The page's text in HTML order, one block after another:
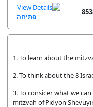
פתיחה
1. To learn about the
2. To think about the 8
3. To consider what we
mitzvah of Pidyon